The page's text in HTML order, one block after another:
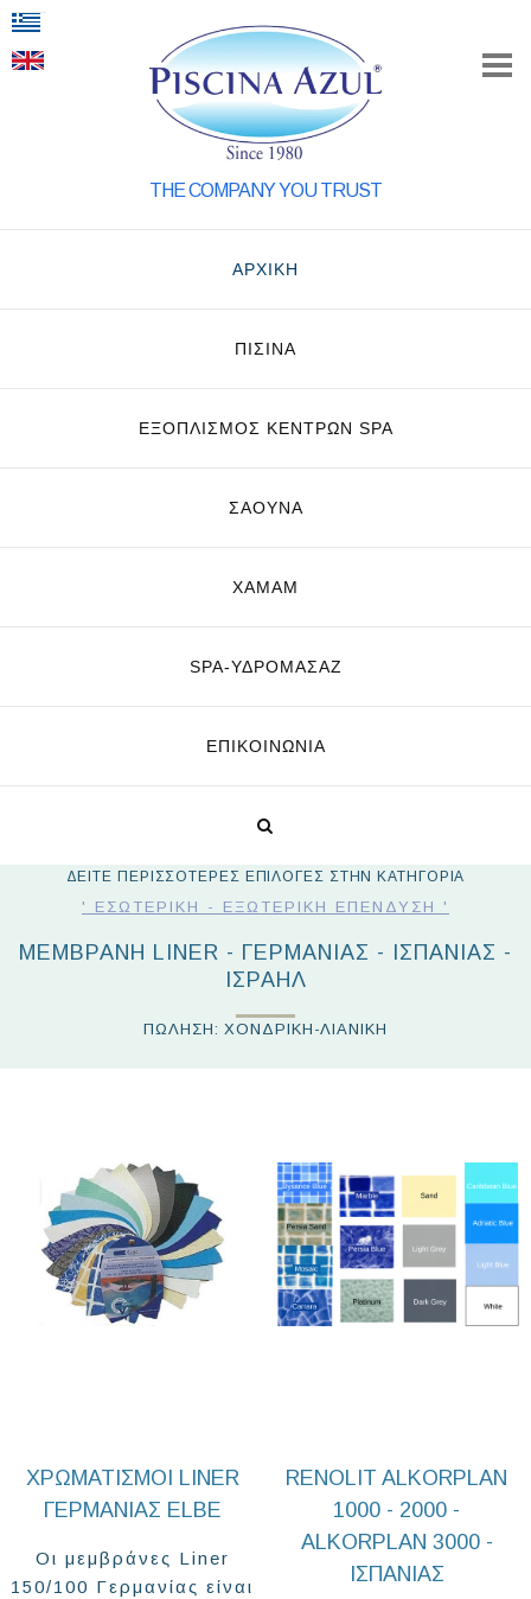
THE COMPANY YOU TRUST
ΑΡΧΙΚΗ
ΠΙΣΙΝΑ
ΕΞΟΠΛΙΣΜΌΣ ΚΈΝΤΡΩΝ SPA
ΣΑΟΥΝΑ
ΧΑΜΑΜ
SPA-ΥΔΡΟΜΑΣΆΖ
ΕΠΙΚΟΙΝΩΝΊΑ
ΔΕΙΤΕ ΠΕΡΙΣΣΟΤΕΡΕΣ ΕΠΙΛΟΓΕΣ ΣΤΗΝ ΚΑΤΗΓΟΡΙΑ
' ΕΣΩΤΕΡΙΚΉ - ΕΞΩΤΕΡΙΚΉ ΕΠΈΝΔΥΣΗ '
ΜΕΜΒΡΑΝΗ LINER - ΓΕΡΜΑΝΊΑΣ - ΙΣΠΑΝΊΑΣ -
ΙΣΡΑΉΛ
ΠΩΛΗΣΗ: ΧΟΝΔΡΙΚΗ-ΛΙΑΝΙΚΗ
ΧΡΩΜΑΤΙΣΜΟΊ LINER
ΓΕΡΜΑΝΊΑΣ ELBE
Οι μεμβράνες Liner
150/100 Γερμανίας είναι
RENOLIT ALKORPLAN
1000 - 2000 -
ALKORPLAN 3000 -
ΙΣΠΑΝΙΑΣ